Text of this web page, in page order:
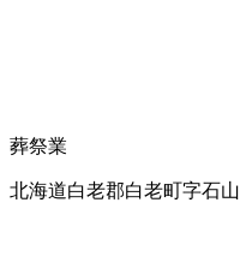
葬祭業
北海道白老郡白老町字石